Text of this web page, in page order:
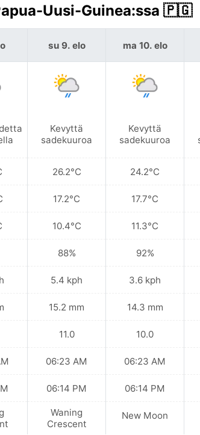
Uusi-Guinea:ssa 🇵🇬
su 9. elo
Kevyttä
sadekuuroa
26.2°C
17.2°C
10.4°C
88%
5.4 kph
15.2 mm
11.0
06:23 AM
06:14 PM
Waning
Crescent
ma 10. elo
Kevyttä
sadekuuroa
24.2°C
17.7°C
11.3°C
92%
3.6 kph
14.3 mm
10.0
06:23 AM
06:14 PM
New Moon